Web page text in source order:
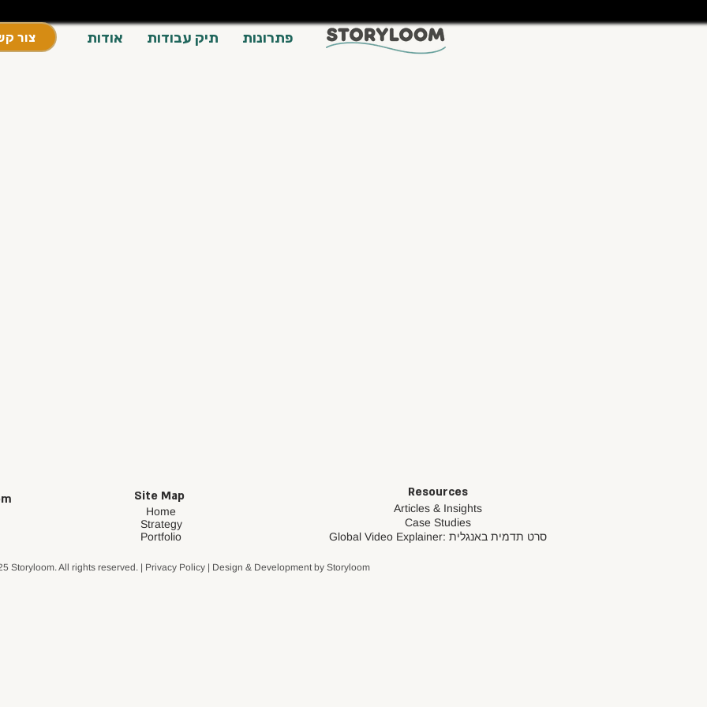
צור פתרונות תיק עבודות אודות
Site Map
Home
Strategy
Portfolio
Resources
Articles & Insights
Case Studies
Global Video Explainer: סרט תדמית באנגלית
Storyloom. All rights reserved. | Privacy Policy | Design & Development by Storyloom